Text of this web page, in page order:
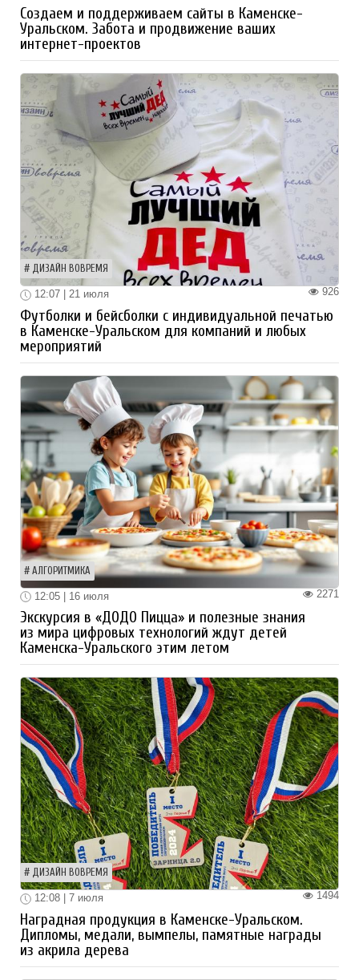
Создаем и поддерживаем сайты в Каменске-
Уральском. Забота и продвижение ваших
интернет-проектов
ДИЗАЙН ВОВРЕМЯ
926
12:07 | 21 июля
Футболки и бейсболки с индивидуальной печатью
в Каменске-Уральском для компаний и любых
мероприятий
АЛГОРИТМИКА
2271
12:05 | 16 июля
Экскурсия в «ДОДО Пицца» и полезные знания
из мира цифровых технологий ждут детей
Каменска-Уральского этим летом
ДИЗАЙН ВОВРЕМЯ
1494
12:08 | 7 июля
Наградная продукция в Каменске-Уральском.
Дипломы, медали, вымпелы, памятные награды
из акрила дерева